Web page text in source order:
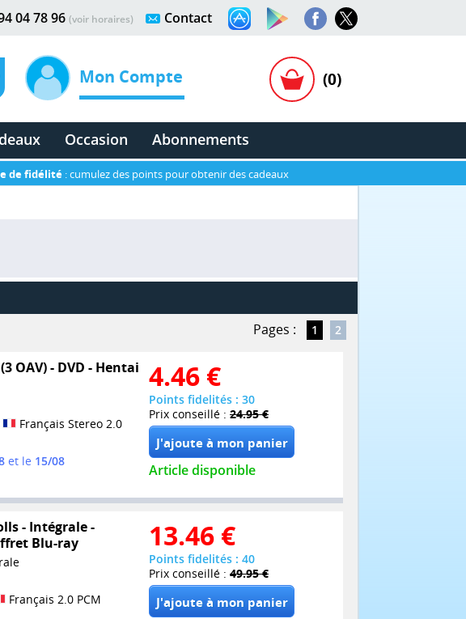
Contact
04 78 96 (voir horaires)
Mon Compte (0)
Occasion Abonnements
de fidélité : cumulez des points pour obtenir des cadeaux
Pages : 1 2
OAV) - DVD - Hentai
Français Stereo 2.0
et le 15/08
4.46 €
Points fidelités : 30
Prix conseillé : 24.95 €
Article disponible
- Intégrale -
Blu-ray
Français 2.0 PCM
13.46 €
Points fidelités : 40
Prix conseillé : 49.95 €